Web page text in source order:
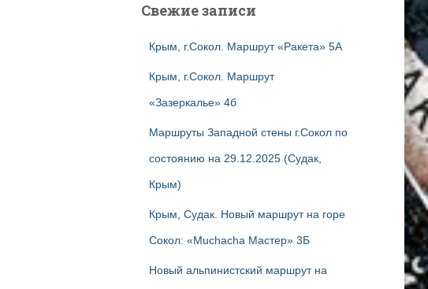
Свежие записи
Крым, г.Сокол. Маршрут «Ракета» 5А
Крым, г.Сокол. Маршрут
«Зазеркалье» 4б
Маршруты Западной стены г.Сокол по
состоянию на 29.12.2025 (Судак,
Крым)
Крым, Судак. Новый маршрут на горе
Сокол: «Muchacha Мастер» 3Б
Новый альпинистский маршрут на